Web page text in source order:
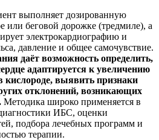
выполняет дозированную
или беговой дорожке (тредмиле), а
электрокардиографию и
давление и общее самочувствие.
даёт возможность определить,
адаптируется к увеличению
кислороде, выявить признаки
отклонений, возникающих
Методика широко применяется в
ИБС, оценки
подбора лечебных программ и
терапии.